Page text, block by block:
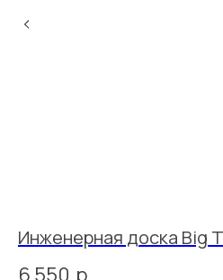
Инженерная доска Big
6 550 р.